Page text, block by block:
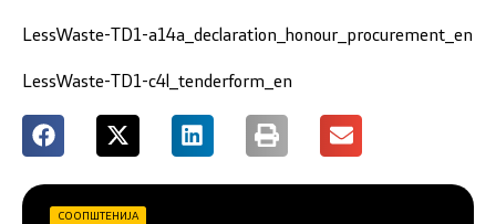
LessWaste-TD1-a14a_declaration_honour_procurement_en
LessWaste-TD1-c4l_tenderform_en
СООПШТЕНИЈА